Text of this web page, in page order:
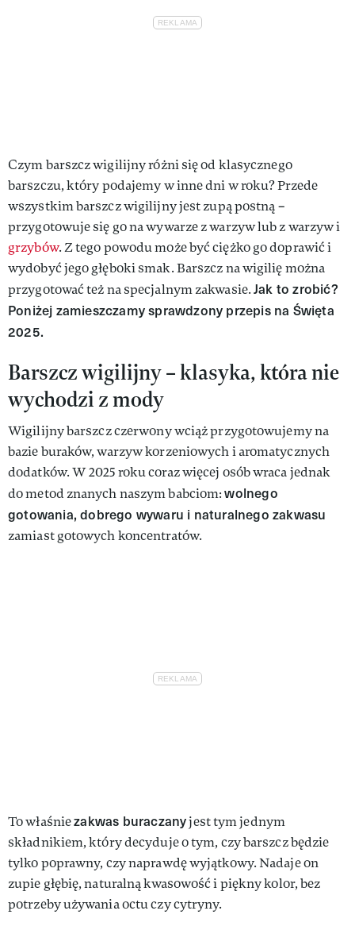
Czym barszcz wigilijny różni się od klasycznego
barszczu, który podajemy w inne dni w roku? Przede
wszystkim barszcz wigilijny jest zupą postną –
przygotowuje się go na wywarze z warzyw lub z warzyw i
grzybów. Z tego powodu może być ciężko go doprawić i
wydobyć jego głęboki smak. Barszcz na wigilię można
przygotować też na specjalnym zakwasie.Jak to zrobić?
Poniżej zamieszczamy sprawdzony przepis na Święta
2025.
Barszcz wigilijny – klasyka, która nie
wychodzi z mody
Wigilijny barszcz czerwony wciąż przygotowujemy na
bazie buraków, warzyw korzeniowych i aromatycznych
dodatków. W 2025 roku coraz więcej osób wraca jednak
do metod znanych naszym babciom:wolnego
gotowania, dobrego wywaru i naturalnego zakwasu
zamiast gotowych koncentratów.
To właśniezakwas buraczanyjest tym jednym
składnikiem, który decyduje o tym, czy barszcz będzie
tylko poprawny, czy naprawdę wyjątkowy. Nadaje on
zupie głębię, naturalną kwasowość i piękny kolor, bez
potrzeby używania octu czy cytryny.